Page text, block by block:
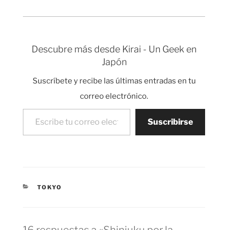
fotos como locos a una
reconocer porque tiene
Descubre más desde Kirai - Un Geek en
Japón
Suscríbete y recibe las últimas entradas en tu
correo electrónico.
Escribe tu correo electrónico…
Suscribirse
CATEGORÍAS
TOKYO